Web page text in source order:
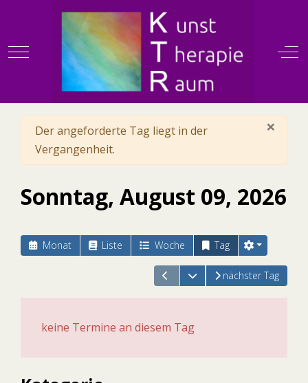
Mobile Menu Toggle
×
Warnung
Der angeforderte Tag liegt in der
Vergangenheit.
Sonntag, August 09, 2026
Monat Liste Woche Tag
Kalender öffnen
nächster Tag
keine Termine an diesem Tag